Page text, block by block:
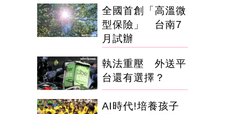
全國首創「高溫微
型保險」 台南7
月試辦
執法重壓 外送平
台還有選擇？
AI時代!培養孩子